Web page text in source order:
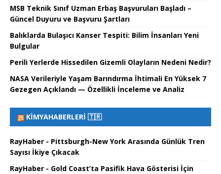
MSB Teknik Sınıf Uzman Erbaş Başvuruları Başladı –
Güncel Duyuru ve Başvuru Şartları
Balıklarda Bulaşıcı Kanser Tespiti: Bilim İnsanları Yeni
Bulgular
Perili Yerlerde Hissedilen Gizemli Olayların Nedeni Nedir?
NASA Verileriyle Yaşam Barındırma İhtimali En Yüksek 7
Gezegen Açıklandı — Özellikli İnceleme ve Analiz
KIMYAHABERLERI 🇹🇷
RayHaber - Pittsburgh-New York Arasında Günlük Tren
Sayısı İkiye Çıkacak
RayHaber - Gold Coast’ta Pasifik Hava Gösterisi İçin